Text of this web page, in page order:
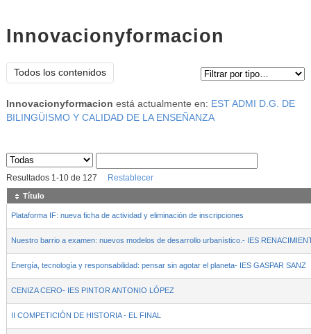
Innovacionyformacion
Todos los contenidos
Innovacionyformacion está actualmente en: EST ADMI D.G. DE
BILINGÜISMO Y CALIDAD DE LA ENSEÑANZA
Sus archivos
Resultados 1-10de 127 Restablecer
Título
Plataforma IF: nueva ficha de actividad y eliminación de inscripciones
Nuestro barrio a examen: nuevos modelos de desarrollo urbanístico.- IES
Energía, tecnología y responsabilidad: pensar sin agotar el planeta- IES GASPAR SANZ
CENIZA CERO- IES PINTOR ANTONIO LÓPEZ
II COMPETICIÓN DE HISTORIA - EL FINAL